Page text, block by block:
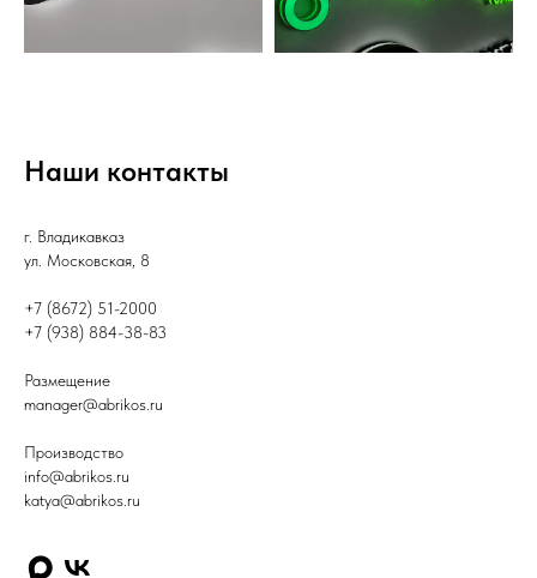
Наши контакты
г. Владикавказ
ул. Московская, 8
+7 (8672) 51-2000
+7 (938) 884-38-83
Размещение
manager@abrikos.ru
Производство
info@abrikos.ru
katya@abrikos.ru